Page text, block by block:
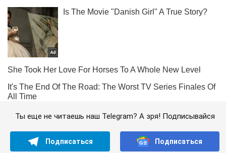
Ты еще не читаешь наш Telegram? А зря! Подписывайся
Подписаться Подписаться